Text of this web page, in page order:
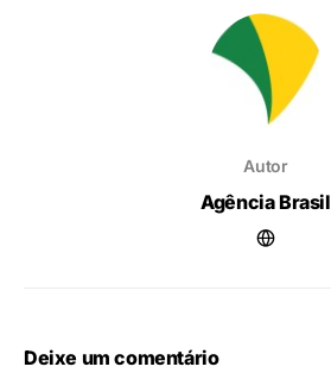
Autor
Agência Brasil
Deixe um comentário